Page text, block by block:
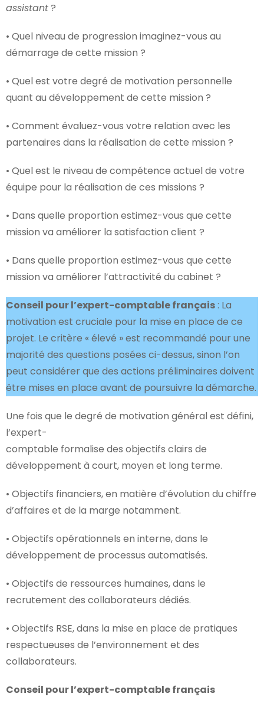
assistant?
• Quel niveau de progression imaginez-vous au
démarrage de cette mission ?
• Quel est votre degré de motivation personnelle
quant au développement de cette mission ?
• Comment évaluez-vous votre relation avec les
partenaires dans la réalisation de cette mission ?
• Quel est le niveau de compétence actuel de votre
équipe pour la réalisation de ces missions ?
• Dans quelle proportion estimez-vous que cette
mission va améliorer la satisfaction client ?
• Dans quelle proportion estimez-vous que cette
mission va améliorer l’attractivité du cabinet ?
Conseil pour l’expert-comptable français: La
motivation est cruciale pour la mise en place de ce
projet. Le critère « élevé » est recommandé pour une
majorité des questions posées ci-dessus, sinon l’on
peut considérer que des actions préliminaires doivent
être mises en place avant de poursuivre la démarche.
Une fois que le degré de motivation général est défini,
l’expert-
comptable formalise des objectifs clairs de
développement à court, moyen et long terme.
• Objectifs financiers, en matière d’évolution du chiffre
d’affaires et de la marge notamment.
• Objectifs opérationnels en interne, dans le
développement de processus automatisés.
• Objectifs de ressources humaines, dans le
recrutement des collaborateurs dédiés.
• Objectifs RSE, dans la mise en place de pratiques
respectueuses de l’environnement et des
collaborateurs.
Conseil pour l’expert-comptable français